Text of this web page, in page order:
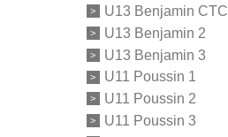
U13 Benjamin CTC
U13 Benjamin 2
U13 Benjamin 3
U11 Poussin 1
U11 Poussin 2
U11 Poussin 3